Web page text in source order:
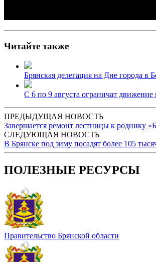
Читайте также
Брянская делегация на Дне города в
С 6 по 9 августа ограничат
ПРЕДЫДУЩАЯ НОВОСТЬ
Завершается ремонт лестницы к роднику
СЛЕДУЮЩАЯ НОВОСТЬ
В Брянске под зиму посадят более 105
ПОЛЕЗНЫЕ РЕСУРСЫ
Правительство Брянской области